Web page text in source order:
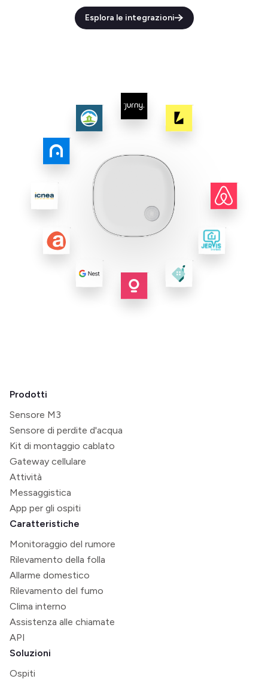
Esplora le integrazioni
Prodotti
Sensore M3
Sensore di perdite d'acqua
Kit di montaggio cablato
Gateway cellulare
Attività
Messaggistica
App per gli ospiti
Caratteristiche
Monitoraggio del rumore
Rilevamento della folla
Allarme domestico
Rilevamento del fumo
Clima interno
Assistenza alle chiamate
API
Soluzioni
Ospiti